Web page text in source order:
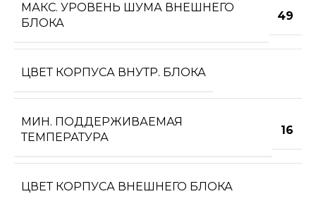
МАКС. УРОВЕНЬ ШУМА ВНЕШНЕГО
БЛОКА
49
ЦВЕТ КОРПУСА ВНУТР. БЛОКА
МИН. ПОДДЕРЖИВАЕМАЯ
ТЕМПЕРАТУРА
16
ЦВЕТ КОРПУСА ВНЕШНЕГО БЛОКА